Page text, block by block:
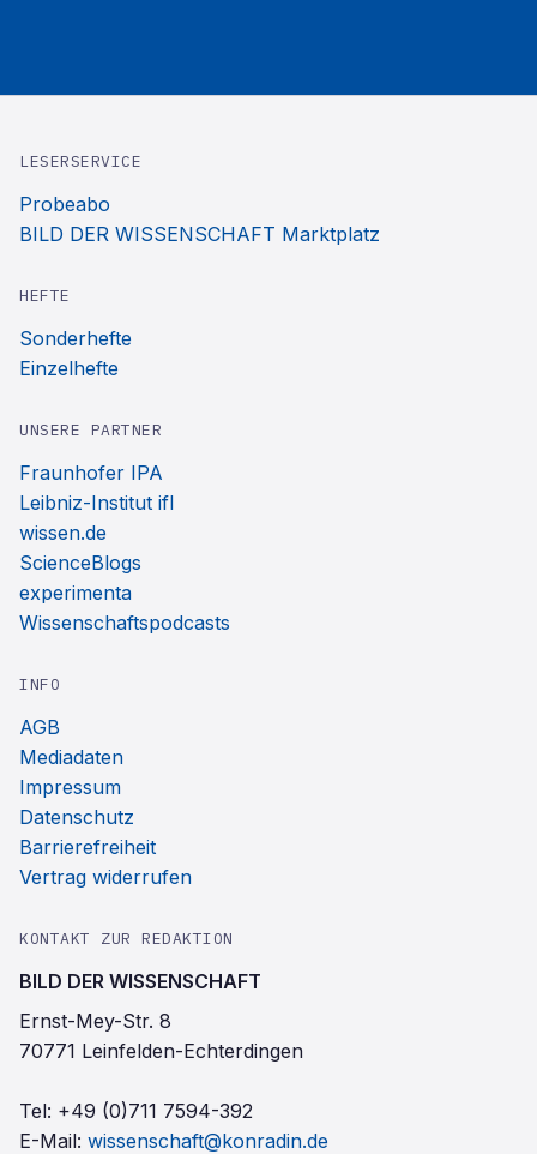
LESERSERVICE
Probeabo
BILD DER WISSENSCHAFT Marktplatz
HEFTE
Sonderhefte
Einzelhefte
UNSERE PARTNER
Fraunhofer IPA
Leibniz-Institut ifl
wissen.de
ScienceBlogs
experimenta
Wissenschaftspodcasts
INFO
AGB
Mediadaten
Impressum
Datenschutz
Barrierefreiheit
Vertrag widerrufen
KONTAKT ZUR REDAKTION
BILD DER WISSENSCHAFT
Ernst-Mey-Str. 8
70771 Leinfelden-Echterdingen
Tel: +49 (0)711 7594-392
E-Mail: wissenschaft@konradin.de